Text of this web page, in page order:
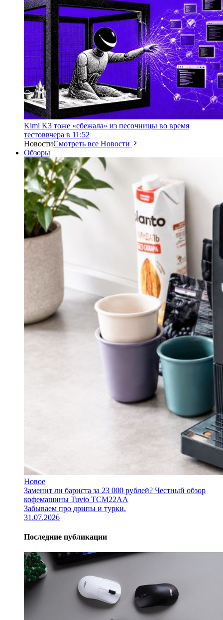
Kimi K3 тоже «сбежала» из песочницы во время
тестоввчера в 11:52
НовостиСмотреть все Новости
Обзоры
Новое
Заменит ли бариста за 23 000 рублей? Честный обзор
кофемашины Tuvio TCM22AA
Забываем про дрипы и турки.
31.07.2026
Последние публикации